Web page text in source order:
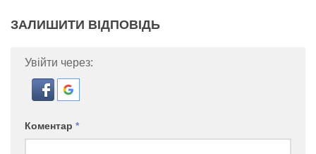
ЗАЛИШИТИ ВІДПОВІДЬ
Увійти через:
Коментар *